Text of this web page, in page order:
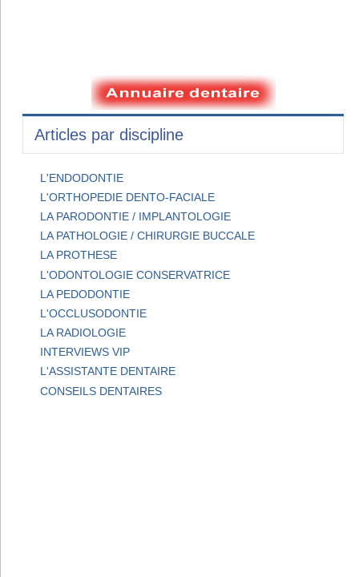
Articles par discipline
L'ENDODONTIE
L'ORTHOPEDIE DENTO-FACIALE
LA PARODONTIE / IMPLANTOLOGIE
LA PATHOLOGIE / CHIRURGIE BUCCALE
LA PROTHESE
L'ODONTOLOGIE CONSERVATRICE
LA PEDODONTIE
L'OCCLUSODONTIE
LA RADIOLOGIE
INTERVIEWS VIP
L'ASSISTANTE DENTAIRE
CONSEILS DENTAIRES